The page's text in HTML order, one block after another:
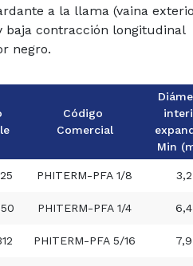
a la llama (vaina
baja contracción longitudinal
negro.
Código
Comercial
Min
PHITERM-PFA 1/8 3,2
PHITERM-PFA 1/4 6,4
PHITERM-PFA 5/16 7,9